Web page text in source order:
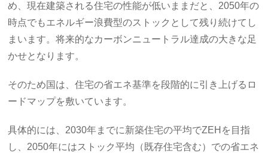
め、現在建築される住宅の性能が低いままだと、2050年の
時点でもエネルギー浪費型のストックとして残り続けてし
まいます。将来的なカーボンニュートラル達成の大きな足
かせとなります。
そのため国は、住宅の省エネ基準を段階的に引き上げるロ
ードマップを敷いています。
具体的には、2030年までに新築住宅の平均でZEHを目指
し、2050年にはストック平均（既存住宅含む）での省エネ